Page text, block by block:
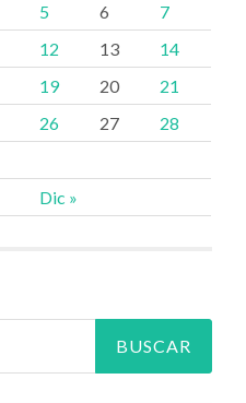
Dic »
5 6
7
12 13
14
19 20
21
26 27
28